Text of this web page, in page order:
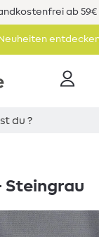
ab 59€
Steingrau